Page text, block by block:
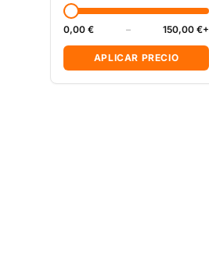
0,00 € – 150,00 €+
APLICAR PRECIO